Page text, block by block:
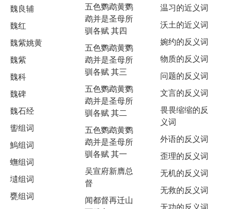
魏良辅
魏红
魏紫姚黄
魏紫
魏科
魏碑
魏石经
讆组词
鰞组词
蟱组词
壝组词
甕组词
五色鹦鹉黄鹦
鹉并是圣母所
驯各赋 其四
五色鹦鹉黄鹦
鹉并是圣母所
驯各赋 其三
五色鹦鹉黄鹦
鹉并是圣母所
驯各赋 其二
五色鹦鹉黄鹦
鹉并是圣母所
驯各赋 其一
吴宣府新膺总
督
闻都督再迁山
温习的近义词
沃土的近义词
婉约的反义词
物质的反义词
问题的反义词
文言的反义词
畏畏缩缩的反
义词
外语的反义词
歪理的反义词
无机的反义词
无救的反义词